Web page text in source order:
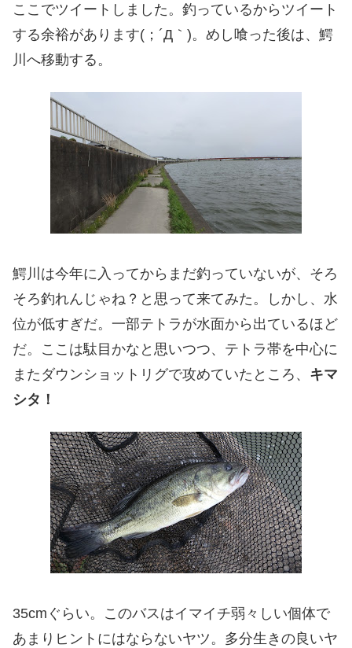
ここでツイートしました。釣っているからツイート
する余裕があります(；´Д｀)。めし喰った後は、鰐
川へ移動する。
鰐川は今年に入ってからまだ釣っていないが、そろ
そろ釣れんじゃね？と思って来てみた。しかし、水
位が低すぎだ。一部テトラが水面から出ているほど
だ。ここは駄目かなと思いつつ、テトラ帯を中心に
またダウンショットリグで攻めていたところ、 キマ
シタ！
35cmぐらい。このバスはイマイチ弱々しい個体で
あまりヒントにはならないヤツ。多分生きの良いヤ